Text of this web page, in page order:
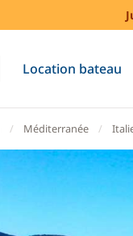
Location bateau
Méditerranée